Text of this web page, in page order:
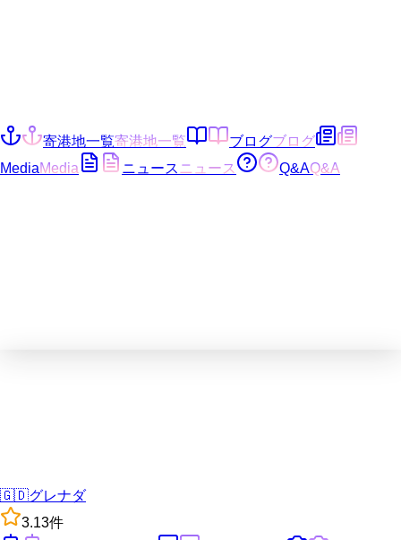
寄港地一覧寄港地一覧 ブログブログ
MediaMedia ニュース ニュース Q&AQ&A
🇬🇩グレナダ
3.13件